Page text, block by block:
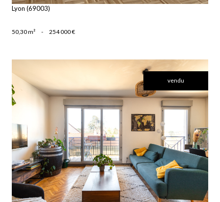
Lyon (69003)
50,30 m² - 254 000 €
vendu
voir le bien